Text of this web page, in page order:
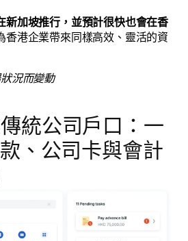
新加坡推行，並預計很快也會在香
香港企業帶來同樣高效、靈活的資
況而變動
統公司戶口：一
、公司卡與會計